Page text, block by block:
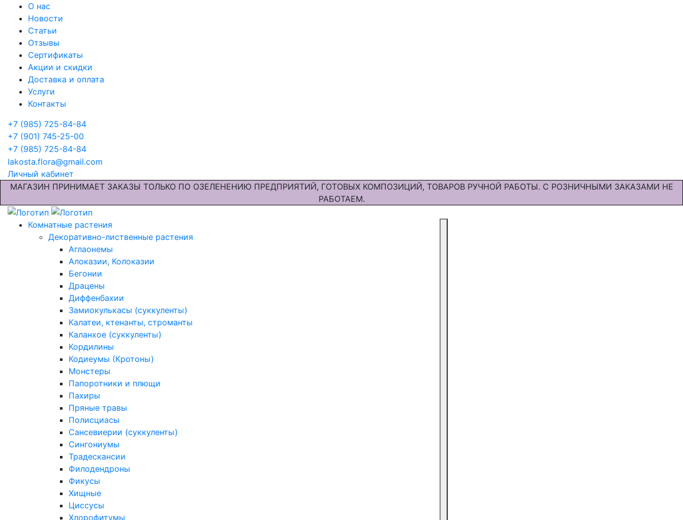
О нас
Новости
Статьи
Отзывы
Сертификаты
Акции и скидки
Доставка и оплата
Услуги
Контакты
+7 (985) 725-84-84
+7 (901) 745-25-00
+7 (985) 725-84-84
lakosta.flora@gmail.com
Личный кабинет
МАГАЗИН ПРИНИМАЕТ ЗАКАЗЫ ТОЛЬКО ПО ОЗЕЛЕНЕНИЮ ПРЕДПРИЯТИЙ, ГОТОВЫХ КОМПОЗИЦИЙ, ТОВАРОВ РУЧНОЙ РАБОТЫ. С РОЗНИЧНЫМИ ЗАКАЗАМИ НЕ
РАБОТАЕМ.
Комнатные растения
Декоративно-лиственные растения
Аглаонемы
Алоказии, Колоказии
Бегонии
Драцены
Диффенбахии
Замиокулькасы (суккуленты)
Калатеи, ктенанты, строманты
Каланхое (суккуленты)
Кордилины
Кодиеумы (Кротоны)
Монстеры
Папоротники и плющи
Пахиры
Пряные травы
Полисциасы
Сансевиерии (суккуленты)
Сингониумы
Традескансии
Филодендроны
Фикусы
Хищные
Циссусы
Хлорофитумы